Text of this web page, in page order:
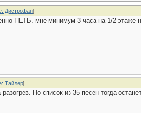
Дистрофан]
ПЕТЬ, мне минимум 3 часа на 1/2 этаже
Тайлер]
Но список из 35 песен тогда